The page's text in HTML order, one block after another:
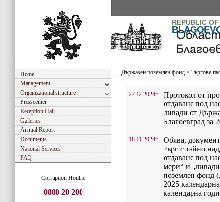
REPUBLIC
Home
Management
Organizational structure
Presscenter
Reception Hall
Galleries
Annual Report
Documents
National Services
FAQ
Corruption Hotline
0800 20 200
Държавен поземлен фонд > Търгове
27.12.2024г.
Протокол от
отдаване под
ливади от
Благоевград за
18.11.2024г.
Обява,
търг с тайно
отдаване под
мери“ и
поземлен фонд
2025
календарна